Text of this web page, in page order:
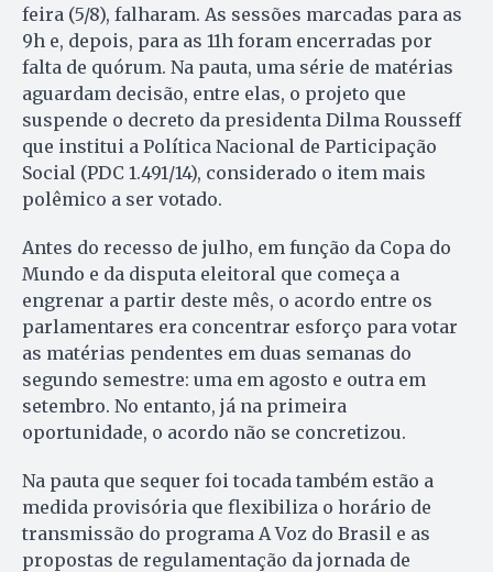
feira (5/8), falharam. As sessões marcadas para as
9h e, depois, para as 11h foram encerradas por
falta de quórum. Na pauta, uma série de matérias
aguardam decisão, entre elas, o projeto que
suspende o decreto da presidenta Dilma Rousseff
que institui a Política Nacional de Participação
Social (PDC 1.491/14), considerado o item mais
polêmico a ser votado.
Antes do recesso de julho, em função da Copa do
Mundo e da disputa eleitoral que começa a
engrenar a partir deste mês, o acordo entre os
parlamentares era concentrar esforço para votar
as matérias pendentes em duas semanas do
segundo semestre: uma em agosto e outra em
setembro. No entanto, já na primeira
oportunidade, o acordo não se concretizou.
Na pauta que sequer foi tocada também estão a
medida provisória que flexibiliza o horário de
transmissão do programa A Voz do Brasil e as
propostas de regulamentação da jornada de